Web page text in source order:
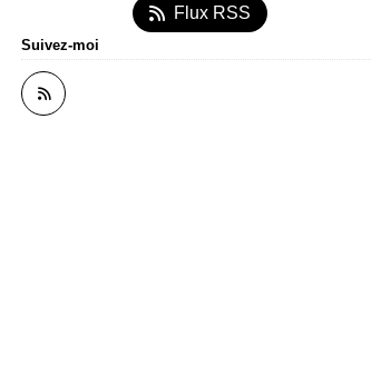
Flux RSS
Suivez-moi